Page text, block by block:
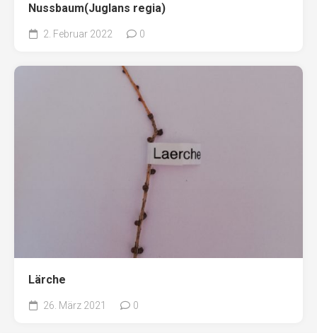
Nussbaum(Juglans regia)
2. Februar 2022 0
Lärche
26. März 2021 0